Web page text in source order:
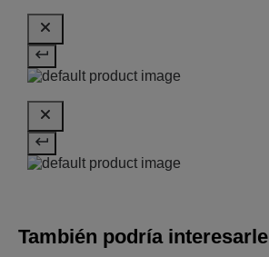
También podría interesarle